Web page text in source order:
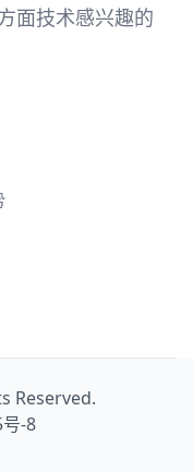
面技术感兴趣的
Reserved.
-8